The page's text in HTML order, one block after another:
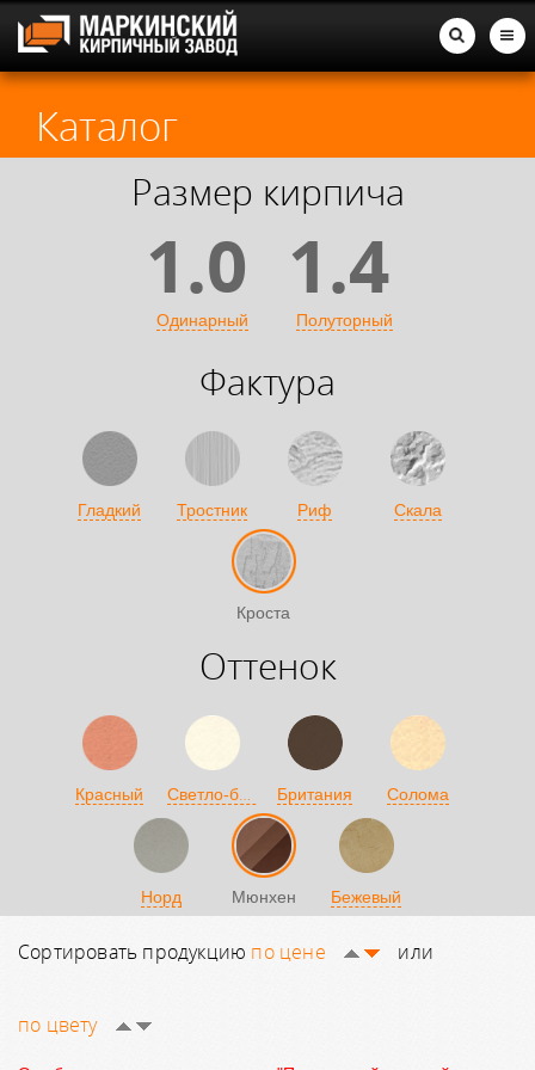
Каталог
Размер кирпича
1.0
Одинарный
1.4
Полуторный
Фактура
Гладкий Тростник Риф Скала
Кроста
Оттенок
Красный Светло-бежевый Британия Солома
Норд Мюнхен Бежевый
Сортировать продукцию по цене или
по цвету